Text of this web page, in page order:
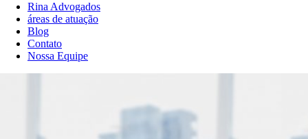
Rina Advogados
áreas de atuação
Blog
Contato
Nossa Equipe